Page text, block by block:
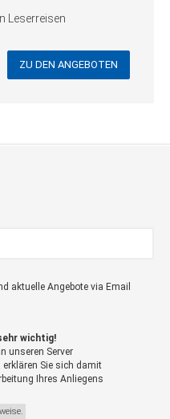
Leserreisen
ZU DEN ANGEBOTEN
aktuelle Angebote via Email
wichtig!
unseren Server
Sie sich damit
Ihres Anliegens